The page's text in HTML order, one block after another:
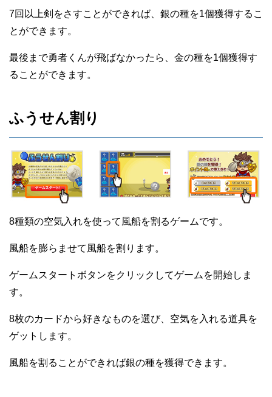
7回以上剣をさすことができれば、銀の種を1個獲得するこ
とができます。
最後まで勇者くんが飛ばなかったら、金の種を1個獲得す
ることができます。
ふうせん割り
8種類の空気入れを使って風船を割るゲームです。
風船を膨らませて風船を割ります。
ゲームスタートボタンをクリックしてゲームを開始しま
す。
8枚のカードから好きなものを選び、空気を入れる道具を
ゲットします。
風船を割ることができれば銀の種を獲得できます。